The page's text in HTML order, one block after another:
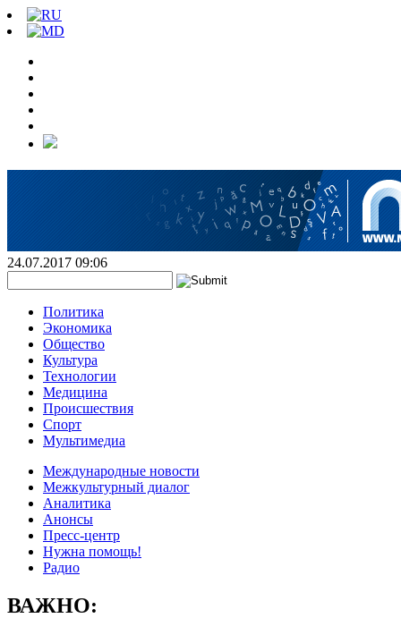
24.07.2017 09:06
Политика
Экономика
Общество
Культура
Технологии
Медицина
Происшествия
Спорт
Мультимедиа
Международные новости
Межкультурный диалог
Аналитика
Анонсы
Пресс-центр
Нужна помощь!
Радио
ВАЖНО: